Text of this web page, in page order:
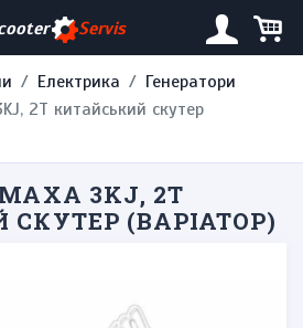
Servis
Електрика
Генератори
2T китайський скутер
3KJ, 2T
(ВАРІАТОР)